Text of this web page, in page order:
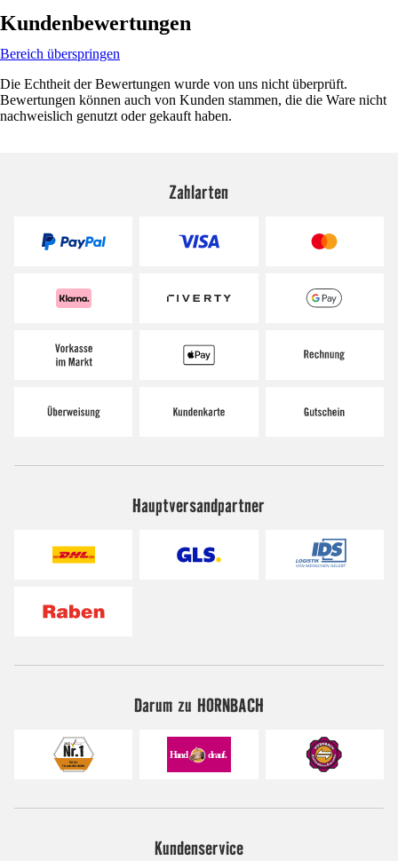
Kundenbewertungen
Bereich überspringen
Die Echtheit der Bewertungen wurde von uns nicht überprüft.
Bewertungen können auch von Kunden stammen, die die Ware nicht
nachweislich genutzt oder gekauft haben.
Zahlarten
Hauptversandpartner
Darum zu HORNBACH
Kundenservice